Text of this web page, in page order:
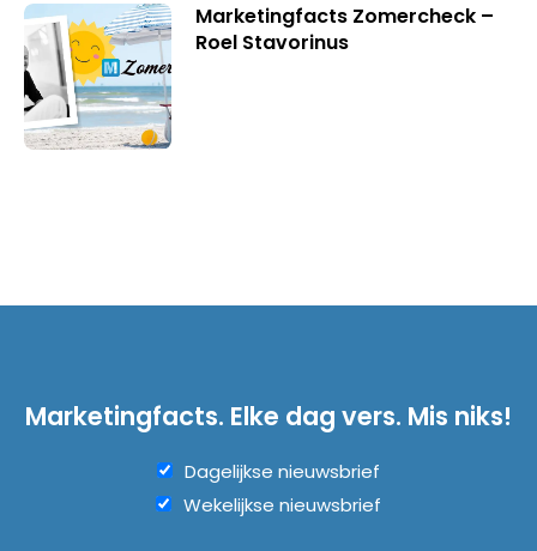
Marketingfacts Zomercheck –
Roel Stavorinus
Marketingfacts. Elke dag vers. Mis niks!
Dagelijkse nieuwsbrief
Wekelijkse nieuwsbrief